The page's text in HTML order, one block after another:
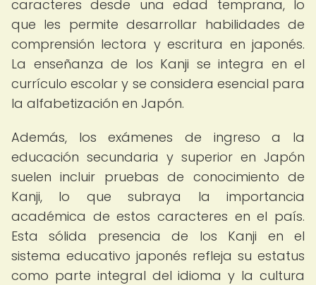
caracteres desde una edad temprana, lo
que les permite desarrollar habilidades de
comprensión lectora y escritura en japonés.
La enseñanza de los Kanji se integra en el
currículo escolar y se considera esencial para
la alfabetización en Japón.
Además, los exámenes de ingreso a la
educación secundaria y superior en Japón
suelen incluir pruebas de conocimiento de
Kanji, lo que subraya la importancia
académica de estos caracteres en el país.
Esta sólida presencia de los Kanji en el
sistema educativo japonés refleja su estatus
como parte integral del idioma y la cultura